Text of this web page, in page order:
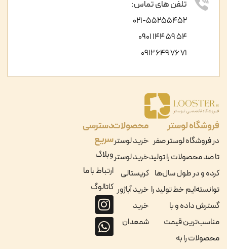
فروشگاه لوستر
در فروشگاه لوستر صفر
تا صد محصولات را تولید
کرده و در طول سال‌ها
توانسته‌ایم خط تولید را
گسترش داده و با
مناسب‌ترین قیمت
محصولات را به
محصولات
خرید لوستر
خرید لوستر
کریستالی
خرید آباژور
خرید
شمعدان
دسترسی
سریع
وبلاگ
ارتباط با ما
کاتالوگ
تلفن های تماس:
021-55255452
54 59 144 0901
71 76 649 0912